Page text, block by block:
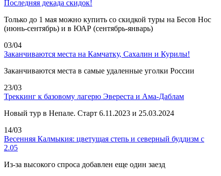
Последняя декада скидок!
Только до 1 мая можно купить со скидкой туры на Бесов Нос
(июнь-сентябрь) и в ЮАР (сентябрь-январь)
03/04
Заканчиваются места на Камчатку, Сахалин и Курилы!
Заканчиваются места в самые удаленные уголки России
23/03
Треккинг к базовому лагерю Эвереста и Ама-Даблам
Новый тур в Непале. Старт 6.11.2023 и 25.03.2024
14/03
Весенняя Калмыкия: цветущая степь и северный буддизм с
2.05
Из-за высокого спроса добавлен еще один заезд